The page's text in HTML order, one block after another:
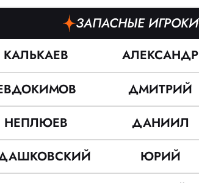
ЗАПАСНЫЕ ИГРОКИ
КАЛЬКАЕВ АЛЕКСАНДР
ДМИТРИЙ
НЕПЛЮЕВ
ДАНИИЛ
ЮРИЙ